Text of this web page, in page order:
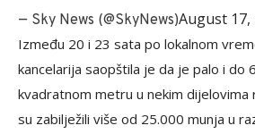
— Sky News (@SkyNews)August 17,
Između 20 i 23 sata po lokalnom
kancelarija saopštila je da je palo i do
kvadratnom metru u nekim
su zabilježili više od 25.000 munja u